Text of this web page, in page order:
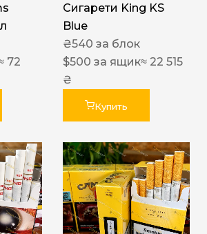
72
Сигарети King KS
Blue
₴540 за блок
$500 за ящик≈ 22 515
₴
Купить